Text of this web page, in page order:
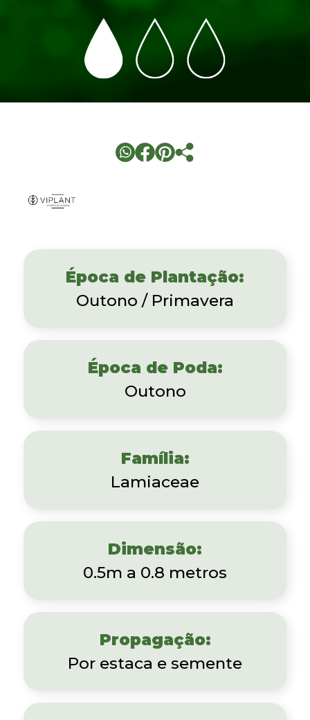
Época de Plantação:
Outono / Primavera
Época de Poda:
Outono
Família:
Lamiaceae
Dimensão:
0.5m a 0.8 metros
Propagação:
Por estaca e semente